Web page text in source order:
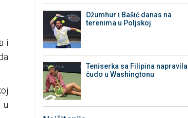
i
u
Džumhur i Bašić danas na
terenima u Poljskoj
Teniserka sa Filipina napravila
čudo u Washingtonu